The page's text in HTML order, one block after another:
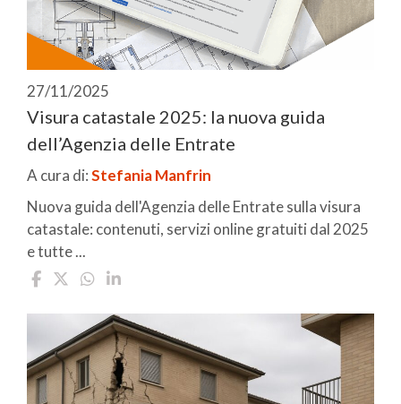
27/11/2025
Visura catastale 2025: la nuova guida
dell’Agenzia delle Entrate
A cura di:Stefania Manfrin
Nuova guida dell'Agenzia delle Entrate sulla visura
catastale: contenuti, servizi online gratuiti dal 2025
e tutte ...